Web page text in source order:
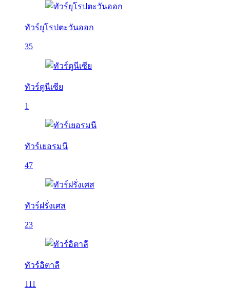
ทัวร์ยุโรปตะวันออก
35
ทัวร์ตูนีเซีย
1
ทัวร์เยอรมนี
47
ทัวร์ฝรั่งเศส
23
ทัวร์อิตาลี
111